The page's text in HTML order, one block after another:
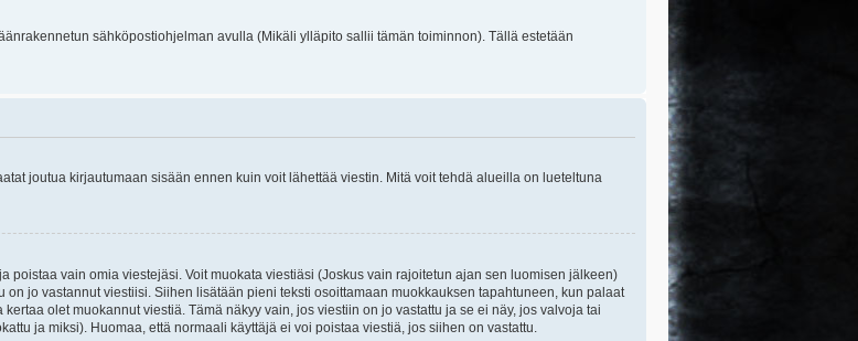
sähköpostiohjelman avulla (Mikäli ylläpito sallii tämän toiminnon). Tällä estetään
joutua kirjautumaan sisään ennen kuin voit lähettää viestin. Mitä voit tehdä alueilla on lueteltuna
poistaa vain omia viestejäsi. Voit muokata viestiäsi (Joskus vain rajoitetun ajan sen luomisen jälkeen)
jo vastannut viestiisi. Siihen lisätään pieni teksti osoittamaan muokkauksen tapahtuneen, kun palaat
olet muokannut viestiä. Tämä näkyy vain, jos viestiin on jo vastattu ja se ei näy, jos valvoja tai
ja miksi). Huomaa, että normaali käyttäjä ei voi poistaa viestiä, jos siihen on vastattu.